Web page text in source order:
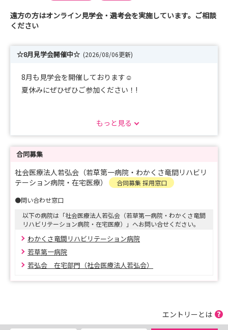
遠方の方はオンライン見学会・選考会を実施しています。ご相談
ください
☆8月見学会開催中☆ (2026/08/06更新)
8月も見学会を開催しております☺
夏休みにぜひぜひご参加ください！!
その他日程でも調整可能です。
また、2027年卒向け採用試験も受付中です。
お申込みお待ちしております✨
もっと見る
合同募集
社会医療法人若弘会（若草第一病院・わかくさ竜間リハビリ
テーション病院・在宅医療）
合同募集 採用窓口
●問い合わせ窓口
以下の病院は「社会医療法人若弘会（若草第一病院・わかくさ竜間
リハビリテーション病院・在宅医療）」へお問い合せください。
わかくさ竜間リハビリテーション病院
若草第一病院
若弘会 在宅部門（社会医療法人若弘会）
エントリーとは